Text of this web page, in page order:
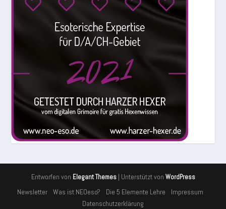
Entworfen von Elegant Themes| Unterstützt von WordPress
Newsletter Was ist NEOeso? Die 5 Elemente Lehre
Impressum
Datenschutzerklärung